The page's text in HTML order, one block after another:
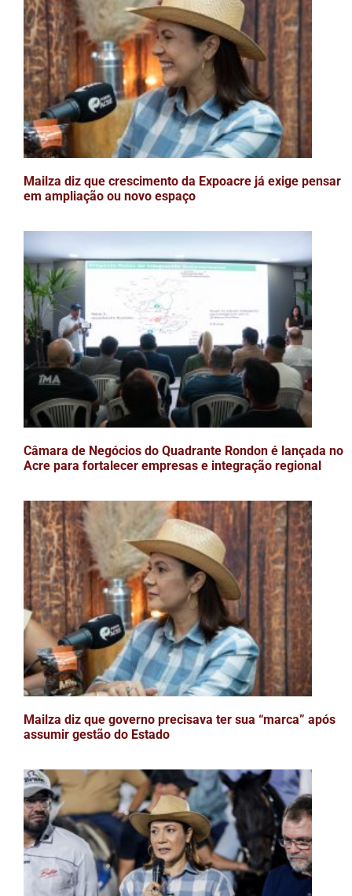
Mailza diz que crescimento da Expoacre já exige pensar
em ampliação ou novo espaço
Câmara de Negócios do Quadrante Rondon é lançada no
Acre para fortalecer empresas e integração regional
Mailza diz que governo precisava ter sua “marca” após
assumir gestão do Estado